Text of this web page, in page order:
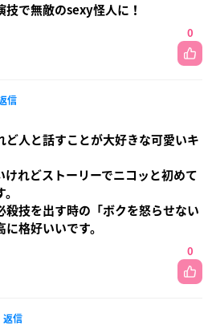
技で無敵のsexy怪人に！
0
信
ど人と話すことが大好きな可愛いキ
けれどストーリーでニコッと初めて
殺技を出す時の「ボクを怒らせない
格好いいです。
0
返信